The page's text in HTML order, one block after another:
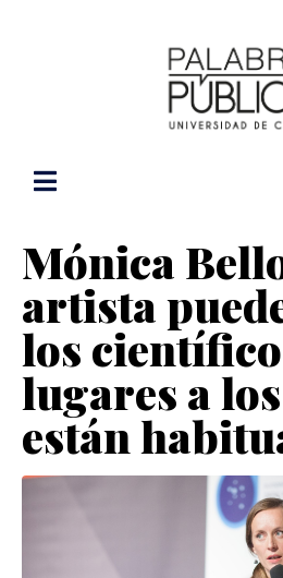
Mónica
artista
los
lugares a
están